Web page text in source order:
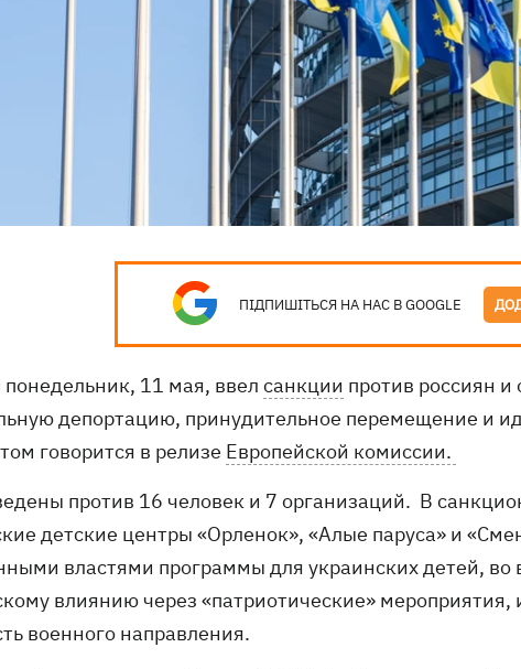
ПІДПИШІТЬСЯ НА НАС В GOOGLE
понедельник, 11 мая, ввел санкции против россиян и
депортацию, принудительное перемещение и
говорится в релизе Европейской комиссии.
против 16 человек и 7 организаций. В
детские центры «Орленок», «Алые паруса» и
властями программы для украинских детей, во
влиянию через «патриотические» мероприятия,
военного направления.